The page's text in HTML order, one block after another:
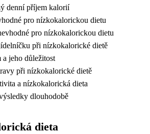
denní příjem kalorií
pro nízkokalorickou dietu
pro nízkokalorickou dietu
při nízkokalorické dietě
a jeho důležitost
při nízkokalorické dietě
a nízkokalorická dieta
dlouhodobě
dieta